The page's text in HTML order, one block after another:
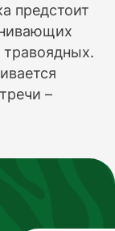
предстоит
–